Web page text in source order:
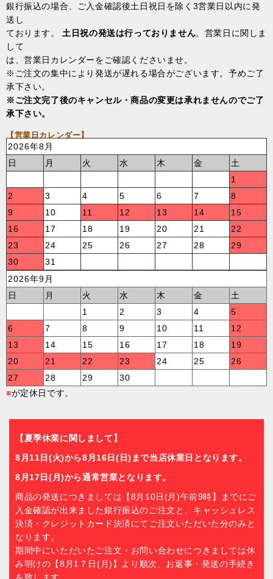
銀行振込の場合、ご入金確認後土日祝日を除く3営業日以内に発
送し
ております。 土日祝の発送は行っておりません。営業日に関しま
して
は、営業日カレンダーをご確認くださいませ。
※ご注文の集中により発送が遅れる場合がございます。予めご了
承下さい。
※ご注文完了後のキャンセル・商品の変更は承れませんのでご了
承下さい。
【営業日カレンダー】
2026年8月
日
月 火 水 木 金
土
1
2
3 4 5 6 7
8
9
10 11 12 13 14
15
16
17 18 19 20 21
22
23
24 25 26 27 28
29
30
31
2026年9月
日
月 火 水 木 金
土
1
2 3 4
5
6
7 8 9 10 11
12
13
14 15 16 17 18
19
20
21 22 23 24 25
26
27
28 29
30
■が定休日です。
【夏季休業に関しまして】
8月11日(火)から8月16日(日)まで当店休業日となります。
8月17日(月)から通常営業となります。
商品の発送につきましては【8月10日(月)午前9時】までにご
入金確認が出来ました銀行振込のご注文と、キャッシュレス
決済・クレジットカード決済にてご注文いただいた分のみと
なります。
期間中にいただいたご注文・お問い合わせにつきましては休
み明けの【8月1７日(月)】より順次、お返事・発送の手続き